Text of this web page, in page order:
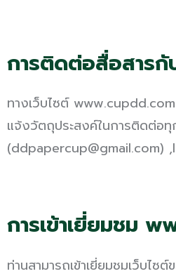
การติดต่อสื่อสารกั
ทางเว็บไซต์
แจ้งวัตถุประสงค์ในการติดต่อทุ
(ddpapercup@gmail.com)
การเข้าเยี่ยมชม
ท่านสามารถเข้าเยี่ยมชมเว็บไ